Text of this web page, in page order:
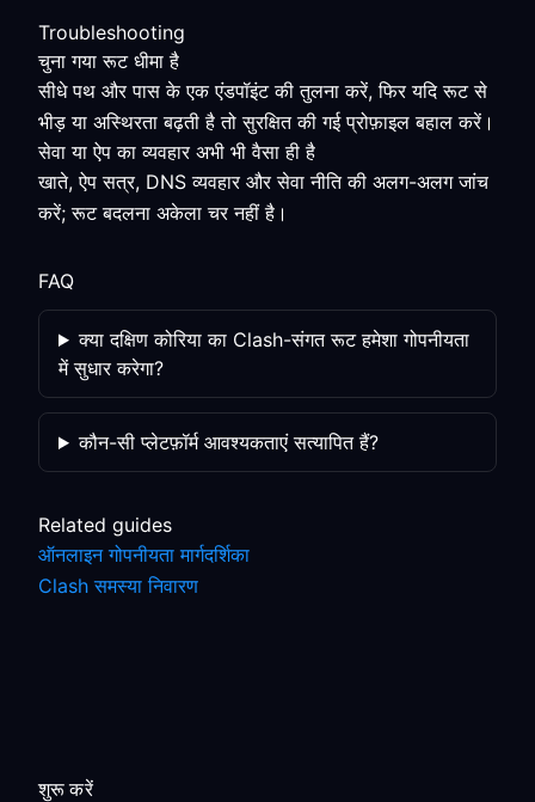
Troubleshooting
चुना गया रूट धीमा है
सीधे पथ और पास के एक एंडपॉइंट की तुलना करें, फिर यदि रूट से
भीड़ या अस्थिरता बढ़ती है तो सुरक्षित की गई प्रोफ़ाइल बहाल करें।
सेवा या ऐप का व्यवहार अभी भी वैसा ही है
खाते, ऐप सत्र, DNS व्यवहार और सेवा नीति की अलग-अलग जांच
करें; रूट बदलना अकेला चर नहीं है।
FAQ
क्या दक्षिण कोरिया का Clash-संगत रूट हमेशा गोपनीयता
में सुधार करेगा?
कौन-सी प्लेटफ़ॉर्म आवश्यकताएं सत्यापित हैं?
Related guides
ऑनलाइन गोपनीयता मार्गदर्शिका
Clash समस्या निवारण
शुरू करें